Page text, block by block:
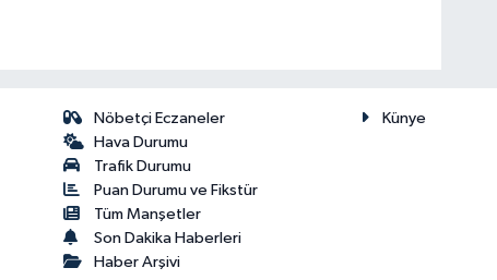
Nöbetçi Eczaneler
Hava Durumu
Trafik Durumu
Puan Durumu ve Fikstür
Tüm Manşetler
Son Dakika Haberleri
Haber Arşivi
Künye